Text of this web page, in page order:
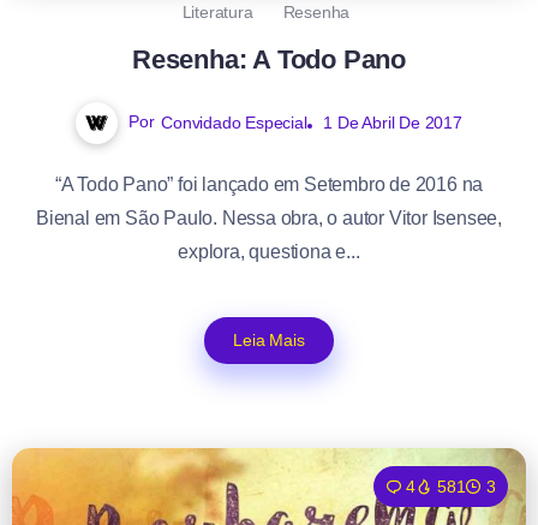
Literatura Resenha
Resenha: A Todo Pano
Por Convidado Especial 1 De Abril De 2017
“A Todo Pano” foi lançado em Setembro de 2016 na
Bienal em São Paulo. Nessa obra, o autor Vitor Isensee,
explora, questiona e...
Leia Mais
4 581 3